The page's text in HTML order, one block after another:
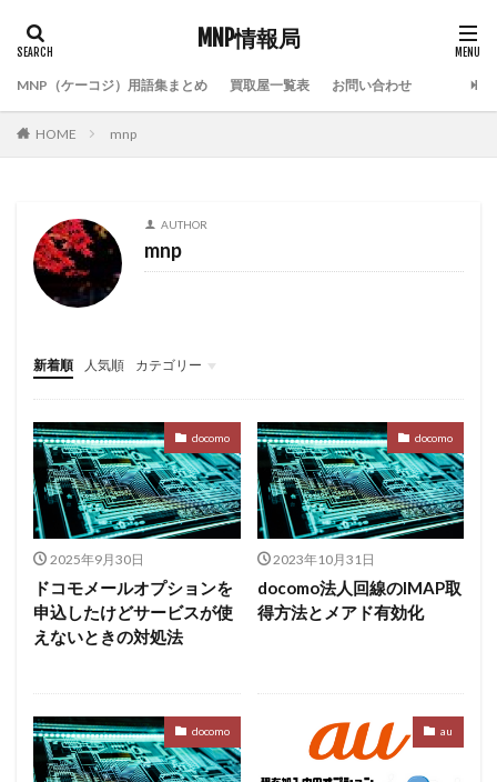
MNP情報局
MNP（ケーコジ）用語集まとめ 買取屋一覧表 お問い合わせ
HOME mnp
AUTHOR
mnp
新着順 人気順
カテゴリー
限定コンテンツ
docomo
2025年9月30日
ドコモメールオプションを
申込したけどサービスが使
えないときの対処法
docomo
2023年10月31日
docomo法人回線のIMAP取
得方法とメアド有効化
docomo au